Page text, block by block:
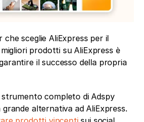
sceglie AliExpress per il
prodotti su AliExpress è
il successo della propria
completo di Adspy
alternativa ad AliExpress.